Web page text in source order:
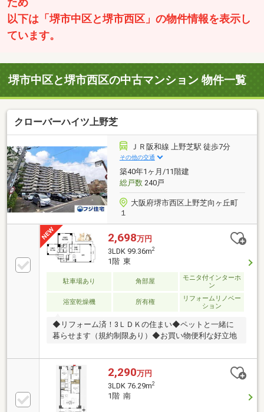
ため
以下は「堺市中区と堺市西区」の物件情報を表示し
ています。
堺市中区と堺市西区の中古マンション 物件一覧
クローバーハイツ上野芝
ＪＲ阪和線 上野芝駅 徒歩7分
その他の交通
築40年1ヶ月/11階建
総戸数240戸
大阪府堺市西区上野芝向ヶ丘町
１
2,698万円
3LDK 99.36m2
1階 東
駐車場あり 角部屋
モニタ付インターホ
ン
浴室乾燥機 所有権
リフォームリノベー
ション
◆リフォーム済！3ＬＤＫの住まい◆ペットと一緒に
暮らせます（規約制限あり）◆お買い物便利な好立地
2,290万円
3LDK 76.29m2
1階 南